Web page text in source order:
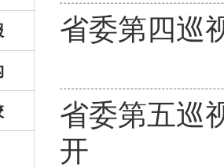
省委第四巡
省委第五巡
开